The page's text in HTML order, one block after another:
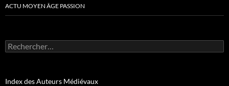
ACTU MOYEN ÂGE PASSION
Rechercher :
Index des Auteurs Médiévaux